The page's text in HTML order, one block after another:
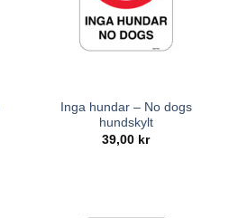
Inga hundar – No dogs
hundskylt
39,00 kr